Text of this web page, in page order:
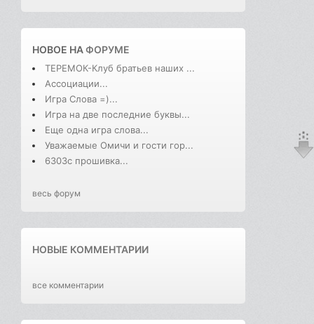
НОВОЕ НАФОРУМЕ
ТЕРЕМОК-Клуб братьев наших ...
Ассоциации...
Игра Слова =)...
Игра на две последние буквы...
Еще одна игра слова...
Уважаемые Омичи и гости гор...
6303с прошивка...
весь форум
НОВЫЕ КОММЕНТАРИИ
все комментарии